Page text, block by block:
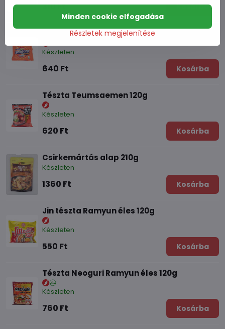
310 Ft Kosárba
Tészta Samyang Ramen 120g
Készleten
640 Ft Kosárba
Tészta Teumsaemen 120g
Készleten
620 Ft Kosárba
Csirkemártás alap 210g
Készleten
1360 Ft Kosárba
Jin tészta Ramyun éles 120g
Készleten
550 Ft Kosárba
Tészta Neoguri Ramyun éles 120g
Készleten
760 Ft Kosárba
Részletek megjelenítése
Minden cookie elfogadása